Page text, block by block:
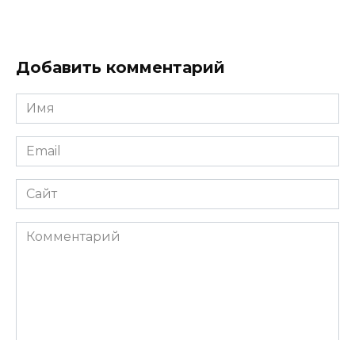
Добавить комментарий
Имя
*
Email
*
Сайт
Комментарий